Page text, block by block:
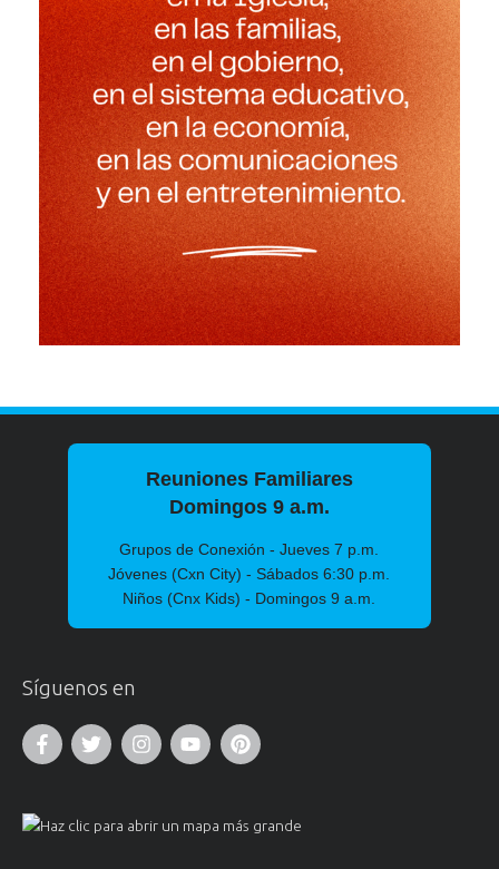
Reuniones Familiares
Domingos 9 a.m.
Grupos de Conexión - Jueves 7 p.m.
Jóvenes (Cxn City) - Sábados 6:30 p.m.
Niños (Cnx Kids) - Domingos 9 a.m.
Síguenos en